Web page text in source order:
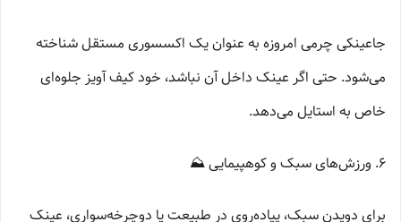
جاعینکی چرمی امروزه به عنوان یک اکسسوری مستقل شناخته
می‌شود. حتی اگر عینک داخل آن نباشد، خود کیف آویز جلوه‌ای
خاص به استایل می‌دهد.
۶. ورزش‌های سبک و کوهپیمایی ⛰️
برای دویدن سبک، پیاده‌روی در طبیعت یا دوچرخه‌سواری، عینک